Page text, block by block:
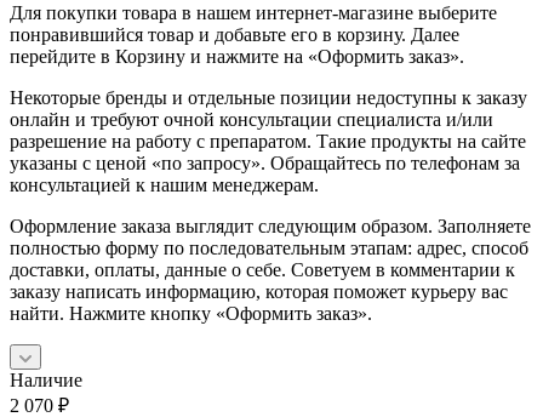
Для покупки товара в нашем интернет-магазине выберите
понравившийся товар и добавьте его в корзину. Далее
перейдите в Корзину и нажмите на «Оформить заказ».
Некоторые бренды и отдельные позиции недоступны к заказу
онлайн и требуют очной консультации специалиста и/или
разрешение на работу с препаратом. Такие продукты на сайте
указаны с ценой «по запросу». Обращайтесь по телефонам за
консультацией к нашим менеджерам.
Оформление заказа выглядит следующим образом. Заполняете
полностью форму по последовательным этапам: адрес, способ
доставки, оплаты, данные о себе. Советуем в комментарии к
заказу написать информацию, которая поможет курьеру вас
найти. Нажмите кнопку «Оформить заказ».
Наличие
2 070 ₽